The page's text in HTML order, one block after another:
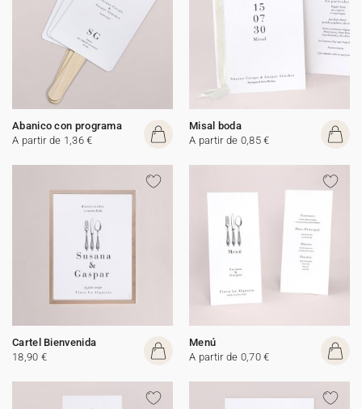
Abanico con programa
A partir de 1,36 €
Misal boda
A partir de 0,85 €
Cartel Bienvenida
18,90 €
Menú
A partir de 0,70 €